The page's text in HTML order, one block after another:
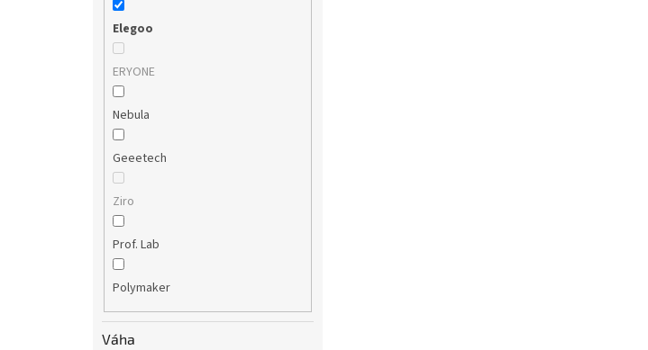
Elegoo
ERYONE
Nebula
Geeetech
Ziro
Prof. Lab
Polymaker
Váha